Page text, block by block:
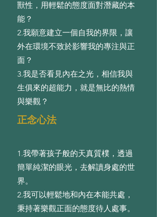
獸性，⽤輕鬆的態度⾯對潛藏的本
能？
2.我願意建⽴⼀個⾃我的界限，讓
外在環境不致於影響我的專注與正
⾯？
3.我是否看⾒內在之光，相信我與
⽣俱來的超能⼒，就是無⽐的熱情
與樂觀？
正念心法
1.我帶著孩⼦般的天真質樸，透過
簡單純潔的眼光，去解讀⾝處的世
界。
2.我可以輕鬆地和內在本能共處，
秉持著樂觀正⾯的態度待⼈處事。